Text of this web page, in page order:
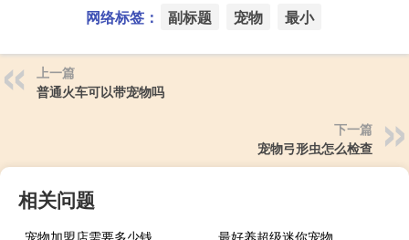
网络标签： 副标题 宠物 最小
上一篇
普通火车可以带宠物吗
下一篇
宠物弓形虫怎么检查
相关问题
宠物加盟店需要多少钱 最好养超级迷你宠物